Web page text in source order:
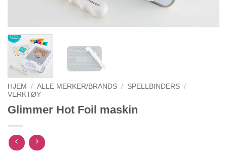
HJEM / ALLE MERKER/BRANDS / SPELLBINDERS /
VERKTØY
Glimmer Hot Foil maskin